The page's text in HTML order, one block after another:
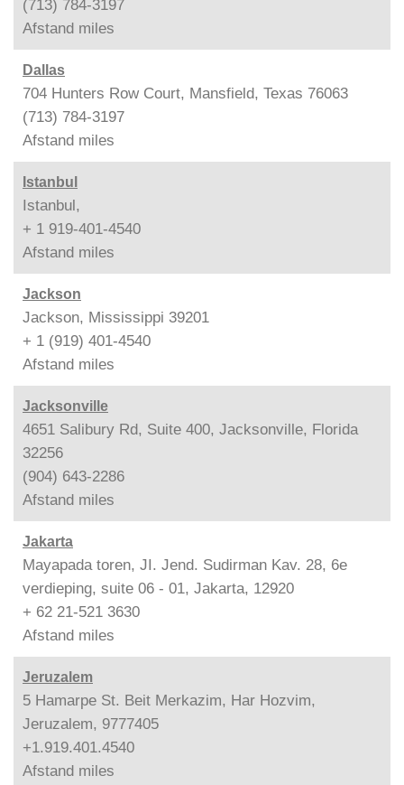
(713) 784-3197
Afstand miles
Dallas
704 Hunters Row Court, Mansfield, Texas 76063
(713) 784-3197
Afstand miles
Istanbul
Istanbul,
+ 1 919-401-4540
Afstand miles
Jackson
Jackson, Mississippi 39201
+ 1 (919) 401-4540
Afstand miles
Jacksonville
4651 Salibury Rd, Suite 400, Jacksonville, Florida
32256
(904) 643-2286
Afstand miles
Jakarta
Mayapada toren, JI. Jend. Sudirman Kav. 28, 6e
verdieping, suite 06 - 01, Jakarta, 12920
+ 62 21-521 3630
Afstand miles
Jeruzalem
5 Hamarpe St. Beit Merkazim, Har Hozvim,
Jeruzalem, 9777405
+1.919.401.4540
Afstand miles